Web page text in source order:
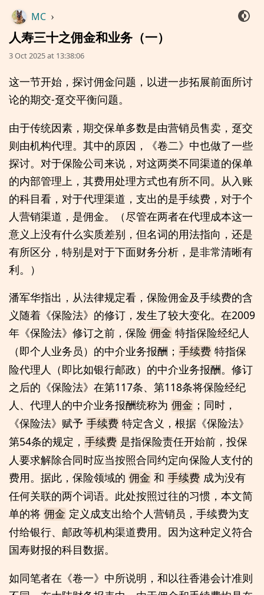
MC ›
人寿三十之佣金和业务（一）
3 Oct 2025 at 13:38:06
这一节开始，探讨佣金问题，以进一步拓展前面所讨
论的期交-趸交平衡问题。
由于传统因素，期交保单多数是由营销员售卖，趸交
则由机构代理。其中的原因，《卷二》中也做了一些
探讨。对于保险公司来说，对这两类不同渠道的保单
的内部管理上，其费用处理方式也有所不同。从入账
的科目看，对于代理渠道，支出的是手续费，对于个
人营销渠道，是佣金。（尽管在两者在代理成本这一
意义上没有什么实质差别，但名词的用法指向，还是
有所区分，特别是对于下面财务分析，是非常清晰有
利。）
潘军华指出，从法律规定看，保险佣金及手续费的含
义随着《保险法》的修订，发生了较大变化。在2009
年《保险法》修订之前，保险 佣金 特指保险经纪人
（即个人业务员）的中介业务报酬； 手续费 特指保
险代理人（即比如银行邮政）的中介业务报酬。修订
之后的《保险法》在第117条、第118条将保险经纪
人、代理人的中介业务报酬统称为 佣金 ；同时，
《保险法》赋予 手续费 特定含义，根据《保险法》
第54条的规定， 手续费 是指保险责任开始前，投保
人要求解除合同时应当按照合同约定向保险人支付的
费用。据此，保险领域的 佣金 和 手续费 成为没有
任何关联的两个词语。此处按照过往的习惯，本文简
单的将 佣金 定义成支出给个人营销员，手续费为支
付给银行、邮政等机构渠道费用。因为这种定义符合
国寿财报的科目数据。
如同笔者在《卷一》中所说明，和以往香港会计准则